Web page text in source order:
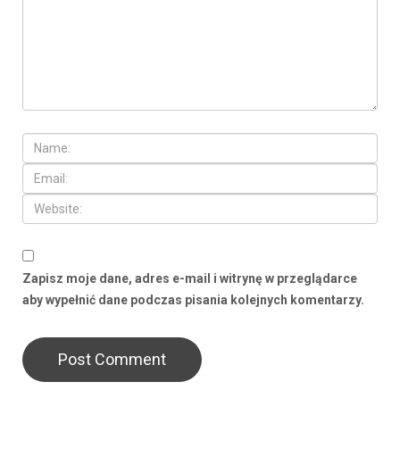
Zapisz moje dane, adres e-mail i witrynę w przeglądarce
aby wypełnić dane podczas pisania kolejnych komentarzy.